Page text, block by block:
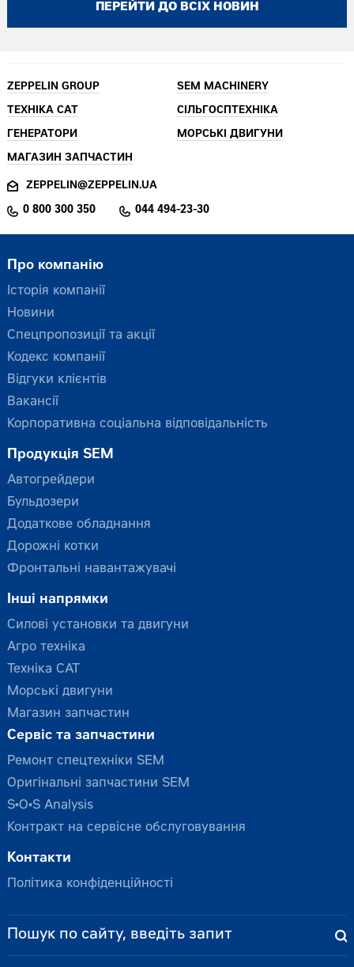
ПЕРЕЙТИ ДО ВСІХ НОВИН
ZEPPELIN GROUP SEM MACHINERY
ТЕХНІКА CAT СІЛЬГОСПТЕХНІКА
ГЕНЕРАТОРИ МОРСЬКІ ДВИГУНИ
МАГАЗИН ЗАПЧАСТИН
ZEPPELIN@ZEPPELIN.UA
0 800 300 350 044 494-23-30
Про компанію
Історія компанії
Новини
Спецпропозиції та акції
Кодекс компанії
Відгуки клієнтів
Вакансії
Корпоративна соціальна відповідальність
Продукція SEM
Автогрейдери
Бульдозери
Додаткове обладнання
Дорожні котки
Фронтальні навантажувачі
Інші напрямки
Силові установки та двигуни
Агро техніка
Техніка CAT
Морські двигуни
Магазин запчастин
Сервіс та запчастини
Ремонт спецтехніки SEM
Оригінальні запчастини SEM
S•O•S Analysis
Контракт на сервісне обслуговування
Контакти
Політика конфіденційності